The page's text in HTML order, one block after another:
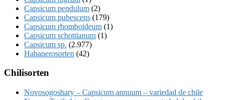
Capsicum pendulum (2)
Capsicum pubescens (179)
Capsicum rhomboideum (1)
Capsicum schottianum (1)
Capsicum sp. (2.977)
Habanerosorten (42)
Chilisorten
Novosogoshary – Capsicum annuum – variedad de chile